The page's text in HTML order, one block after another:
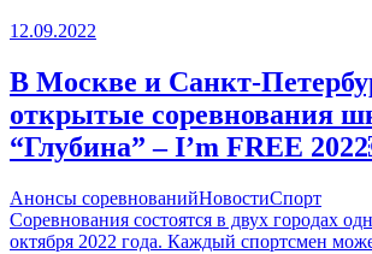
12.09.2022
В Москве и Санкт-
открытые соревнования
“Глубина” – I’m FREE
Анонсы соревнованийНовостиСпорт
Соревнования состоятся в двух городах
октября 2022 года. Каждый спортсмен